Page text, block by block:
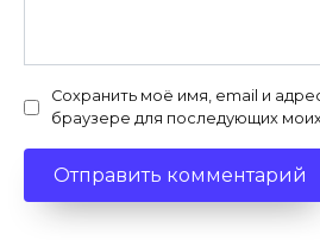
Сохранить моё имя, email и
браузере для последующих